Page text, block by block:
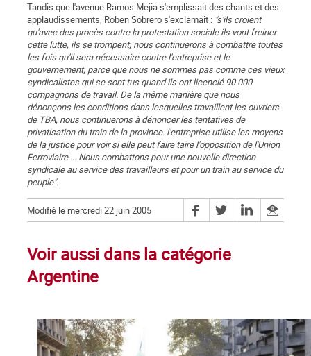
Tandis que l'avenue Ramos Mejia s'emplissait des chants et des
applaudissements, Roben Sobrero s'exclamait : "s'ils croient
qu'avec des procès contre la protestation sociale ils vont freiner
cette lutte, ils se trompent, nous continuerons à combattre toutes
les fois qu'il sera nécessaire contre l'entreprise et le
gouvernement, parce que nous ne sommes pas comme ces vieux
syndicalistes qui se sont tus quand ils ont licencié 90 000
compagnons de travail. De la même manière que nous
dénonçons les conditions dans lesquelles travaillent les ouvriers
de TBA, nous continuerons à dénoncer les tentatives de
privatisation du train de la province. l'entreprise utilise les moyens
de la justice pour voir si elle peut faire taire l'opposition de l'Union
Ferroviaire ... Nous combattons pour une nouvelle direction
syndicale au service des travailleurs et pour un train au service du
peuple".
Modifié le mercredi 22 juin 2005
Voir aussi dans la catégorie
Argentine